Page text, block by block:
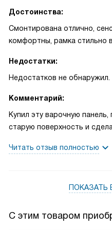
Достоинства:
Смонтирована отлично,
комфортны, рамка стильно
Недостатки:
Недостатков не обнаружил.
Комментарий:
Купил эту варочную
старую поверхность и
управления понятные,
правой варился рис, а на
конфорки очень помог:
Читать отзыв полностью
ПОКАЗАТЬ
С этим товаром